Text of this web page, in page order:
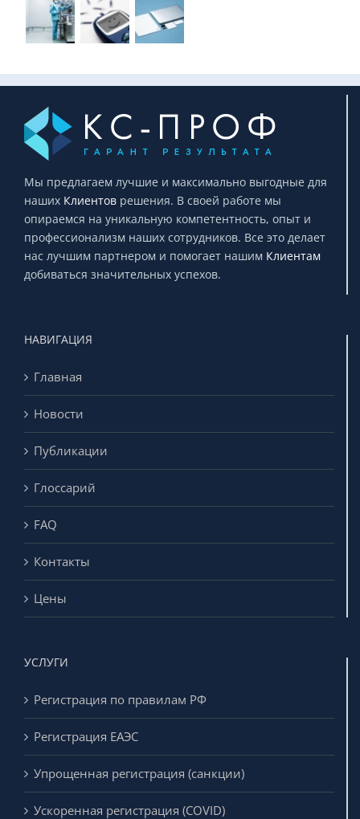
Мы предлагаем лучшие и максимально выгодные для
наших Клиентов решения. В своей работе мы
опираемся на уникальную компетентность, опыт и
профессионализм наших сотрудников. Все это делает
нас лучшим партнером и помогает нашим Клиентам
добиваться значительных успехов.
НАВИГАЦИЯ
Главная
Новости
Публикации
Глоссарий
FAQ
Контакты
Цены
УСЛУГИ
Регистрация по правилам РФ
Регистрация ЕАЭС
Упрощенная регистрация (санкции)
Ускоренная регистрация (COVID)